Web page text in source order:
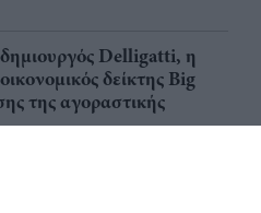
Delligatti, η
δείκτης Big
της αγοραστικής